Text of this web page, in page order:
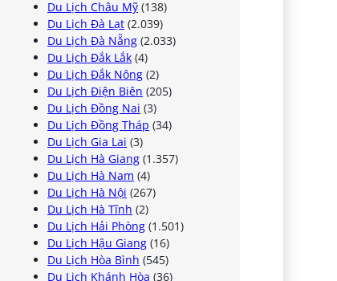
Du Lịch Châu Mỹ (138)
Du Lịch Đà Lạt (2.039)
Du Lịch Đà Nẵng (2.033)
Du Lịch Đắk Lắk (4)
Du Lịch Đắk Nông (2)
Du Lịch Điện Biên (205)
Du Lịch Đồng Nai (3)
Du Lịch Đồng Tháp (34)
Du Lịch Gia Lai (3)
Du Lịch Hà Giang (1.357)
Du Lịch Hà Nam (4)
Du Lịch Hà Nội (267)
Du Lịch Hà Tĩnh (2)
Du Lịch Hải Phòng (1.501)
Du Lịch Hậu Giang (16)
Du Lịch Hòa Bình (545)
Du Lịch Khánh Hòa (36)